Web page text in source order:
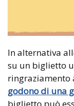
In alternativa
su un biglietto
ringraziamento
godono di una